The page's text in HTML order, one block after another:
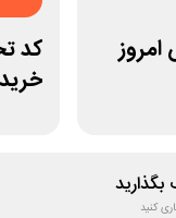
بگذارید
کنید